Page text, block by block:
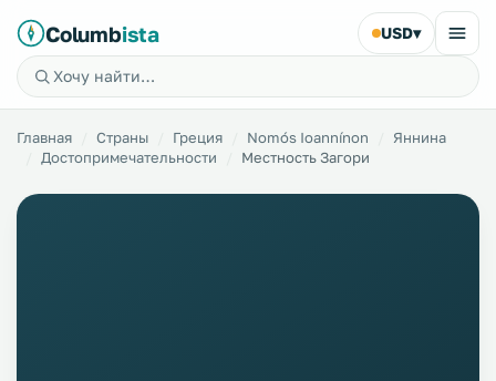
Columbista USD▾
Главная Страны Греция Nomós Ioannínon
Яннина
Достопримечательности
Местность Загори